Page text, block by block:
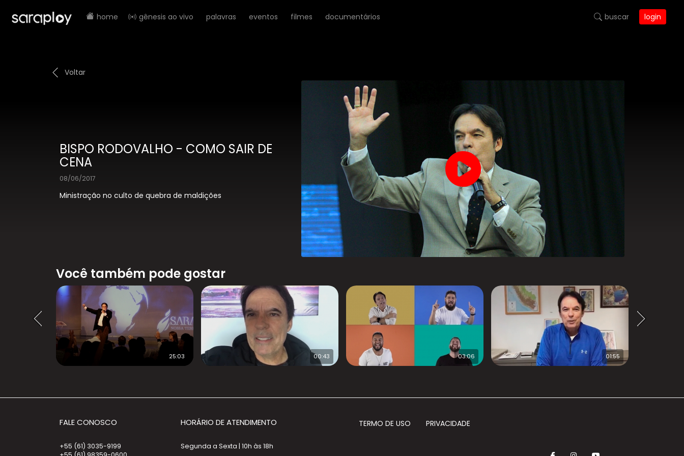
home gênesis ao vivo palavras eventos filmes documentários buscar login
Voltar
BISPO RODOVALHO - COMO SAIR DE
CENA
08/06/2017
Ministração no culto de quebra de maldições
Você também pode gostar
25:03 00:43 03:06 01:55
FALE CONOSCO
+55 (61) 3035-9199
HORÁRIO DE ATENDIMENTO
Segunda a Sexta | 10h às 18h
TERMO DE USO PRIVACIDADE